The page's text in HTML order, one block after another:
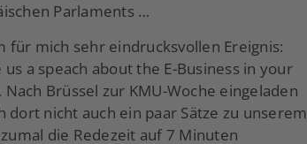
Parlaments …
für mich sehr eindrucksvollen Ereignis:
a speach about the E-Business in your
Brüssel zur KMU-Woche eingeladen
nicht auch ein paar Sätze zu unserem
die Redezeit auf 7 Minuten